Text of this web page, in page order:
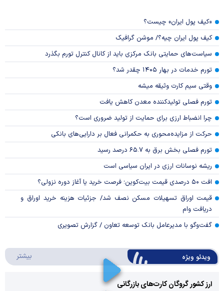
«کیف پول ایران» چیست؟
کیف پول ایران چیه؟/ موشن گرافیک
سیاست‌های حمایتی بانک مرکزی باید از کانال کنترل تورم بگذرد
تورم خدمات در بهار ۱۴۰۵ چقدر شد؟
وقتی سیم کارت وثیقه میشه
تورم فصلی تولیدکننده معدن کاهش یافت
چرا انضباط ارزی برای حمایت از تولید ضروری است؟
حرکت از مزایده‌محوری به حکمرانی فعال بر دارایی‌های بانکی
تورم فصلی بخش برق به ۶۵.۷ درصد رسید
ریشه نوسانات ارزی در ایران سیاسی است
افت ۵۰ درصدی قیمت بیت‌کوین؛ فرصت خرید یا آغاز دوره نزولی؟
قیمت اوراق تسهیلات مسکن نصف شد/ جزئیات هزینه خرید اوراق و
دریافت وام
گفت‌وگو با مدیرعامل بانک توسعه تعاون / گزارش تصویری
ویدئو ویژه بیشتر
ارز کشور گروگان کارت‌های بازرگانی